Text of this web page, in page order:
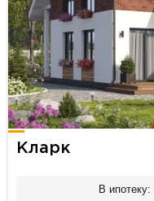
Кларк
В ипотеку: